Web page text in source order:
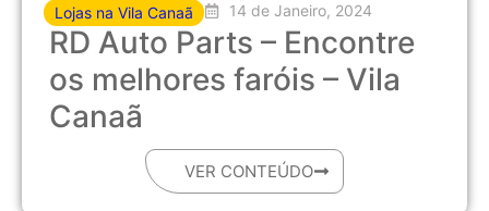
Lojas na Vila Canaã 14 de Janeiro, 2024
RD Auto Parts – Encontre
os melhores faróis – Vila
Canaã
VER CONTEÚDO